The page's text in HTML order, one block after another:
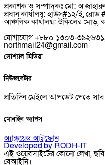
প্রকাশক ও সম্পাদকঃ মো:
প্রধান কার্যালয়: হাউস#১২/ই, রোড
আঞ্চলিক কার্যালয়: উকিলের মোড়,
যোগাযোগ +৮৮০ ১৩০৩-
northmail24@gmail.com
সোশ্যাল মিডিয়া
নিউজলেটার
প্রতিদিন মেইলে আপডেট পেতে
মোবাইল অ্যাপস
অ্যান্ড্রয়েডআইফোন
Developed by RODH-IT
এই ওয়েবসাইটের কোনো লেখা,
বেআইনি।